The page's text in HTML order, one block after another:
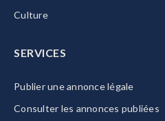
Culture
SERVICES
Publier une annonce légale
Consulter les annonces publiées